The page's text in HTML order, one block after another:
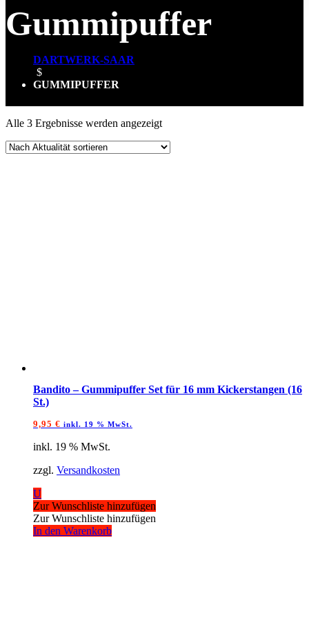
Gummipuffer
DARTWERK-SAAR
$
GUMMIPUFFER
Alle 3 Ergebnisse werden angezeigtNach
sortiert
Bandito – Gummipuffer Set für 16 mm Kickerstangen (16
St.)
9,95 € inkl. 19 % MwSt.
inkl. 19 % MwSt.
zzgl. Versandkosten
U
Zur Wunschliste hinzufügen
Zur Wunschliste hinzufügen
In den Warenkorb